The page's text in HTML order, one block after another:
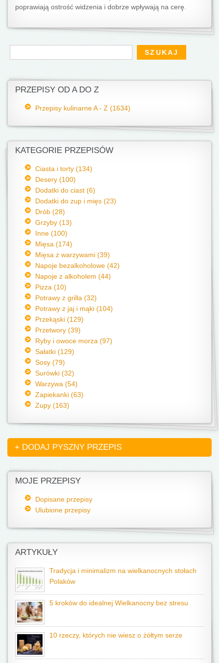
poprawiają ostrość widzenia i dobrze wpływają na cerę.
Formularz wyszukiwania
Szukaj
PRZEPISY OD A DO Z
Przepisy kulinarne A - Z (1634)
KATEGORIE PRZEPISÓW
Ciasta i torty (134)
Desery (100)
Dodatki do ciast (6)
Dodatki do zup i mięs (23)
Drób (28)
Grzyby (13)
Inne (100)
Mięsa (174)
Mięsa z warzywami (39)
Napoje bezalkoholowe (42)
Napoje z alkoholem (44)
Pizza (10)
Potrawy z grilla (32)
Potrawy z jaj i mąki (104)
Przekąski (129)
Przetwory (39)
Ryby i owoce morza (97)
Sałatki (129)
Sosy (79)
Surówki (32)
Warzywa (54)
Zapiekanki (63)
Zupy (163)
+ DODAJ PYSZNY PRZEPIS
MOJE PRZEPISY
Dopisane przepisy
Ulubione przepisy
ARTYKUŁY
Tradycja i minimalizm na wielkanocnych stołach
Polaków
5 kroków do idealnej Wielkanocny bez stresu
10 rzeczy, których nie wiesz o żółtym serze